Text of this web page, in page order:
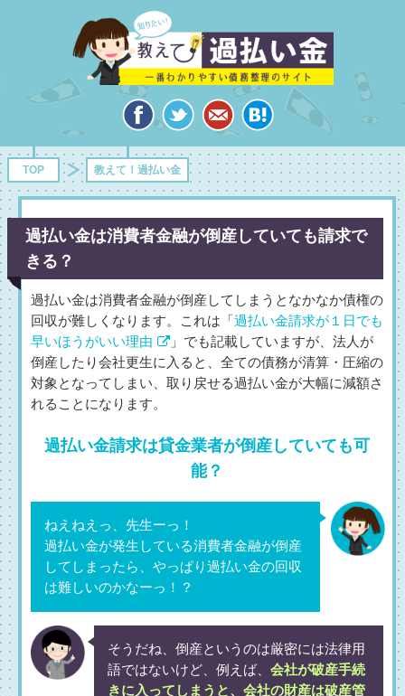
TOP 教えて！過払い金
過払い金は消費者金融が倒産していても請求で
きる？
過払い金は消費者金融が倒産してしまうとなかなか債権の
回収が難しくなります。これは「 過払い金請求が１日でも
早いほうがいい理由
」でも記載していますが、法人が
倒産したり会社更生に入ると、全ての債務が清算・圧縮の
対象となってしまい、取り戻せる過払い金が大幅に減額さ
れることになります。
過払い金請求は貸金業者が倒産していても可
能？
ねえねえっ、先生ーっ！
過払い金が発生している消費者金融が倒産
してしまったら、やっぱり過払い金の回収
は難しいのかなーっ！？
そうだね、倒産というのは厳密には法律用
語ではないけど、例えば、 会社が破産手続
きに入ってしまうと、会社の財産は破産管